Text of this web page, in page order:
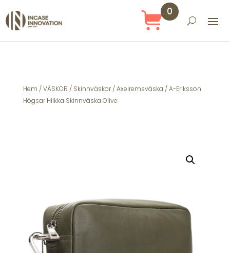
0
Hem /VÄSKOR / Skinnväskor/Axelremsväska / A-Eriksson
Högsar Hilkka Skinnväska Olive